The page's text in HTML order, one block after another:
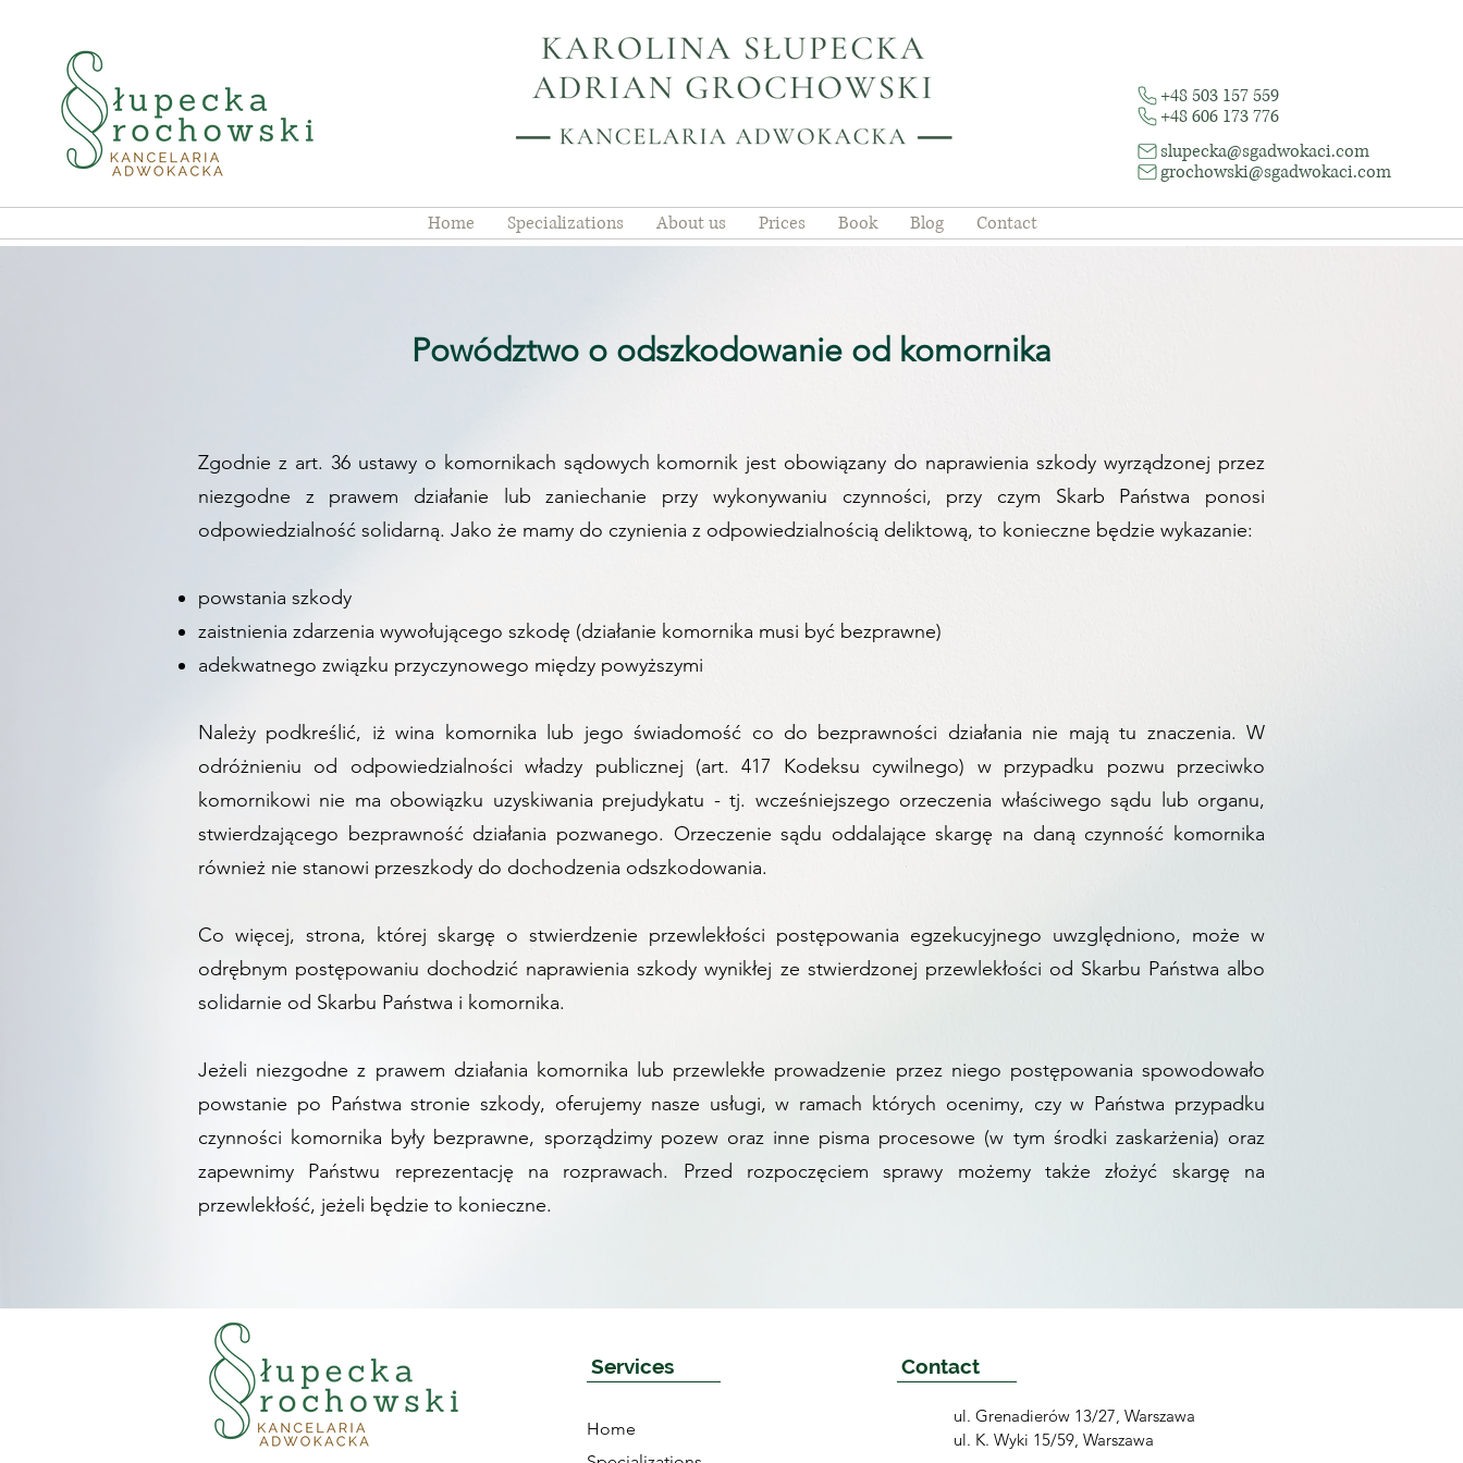
+48 503 157 559
+48 606 173 776
slupecka@sgadwokaci.com
grochowski@sgadwokaci.com
Home Specializations About us Prices Book Blog Contact
Powództwo o odszkodowanie od komornika​
Zgodnie z art. 36 ustawy o komornikach sądowych komornik jest obowiązany do naprawienia szkody wyrządzonej przez
niezgodne z prawem działanie lub zaniechanie przy wykonywaniu czynności, przy czym Skarb Państwa ponosi
odpowiedzialność solidarną. Jako że mamy do czynienia z odpowiedzialnością deliktową, to konieczne będzie wykazanie:
powstania szkody
zaistnienia zdarzenia wywołującego szkodę (działanie komornika musi być bezprawne)
adekwatnego związku przyczynowego między powyższymi
Należy podkreślić, iż wina komornika lub jego świadomość co do bezprawności działania nie mają tu znaczenia. W
odróżnieniu od odpowiedzialności władzy publicznej (art. 417 Kodeksu cywilnego) w przypadku pozwu przeciwko
komornikowi nie ma obowiązku uzyskiwania prejudykatu - tj. wcześniejszego orzeczenia właściwego sądu lub organu,
stwierdzającego bezprawność działania pozwanego. Orzeczenie sądu oddalające skargę na daną czynność komornika
również nie stanowi przeszkody do dochodzenia odszkodowania.
Co więcej, strona, której skargę o stwierdzenie przewlekłości postępowania egzekucyjnego uwzględniono, może w
odrębnym postępowaniu dochodzić naprawienia szkody wynikłej ze stwierdzonej przewlekłości od Skarbu Państwa albo
solidarnie od Skarbu Państwa i komornika.
Jeżeli niezgodne z prawem działania komornika lub przewlekłe prowadzenie przez niego postępowania spowodowało
powstanie po Państwa stronie szkody, oferujemy nasze usługi, w ramach których ocenimy, czy w Państwa przypadku
czynności komornika były bezprawne, sporządzimy pozew oraz inne pisma procesowe (w tym środki zaskarżenia) oraz
zapewnimy Państwu reprezentację na rozprawach. Przed rozpoczęciem sprawy możemy także złożyć skargę na
przewlekłość, jeżeli będzie to konieczne.
Services
Home
Contact
ul. Grenadierów 13/27, Warszawa
ul. K. Wyki 15/59, Warszawa